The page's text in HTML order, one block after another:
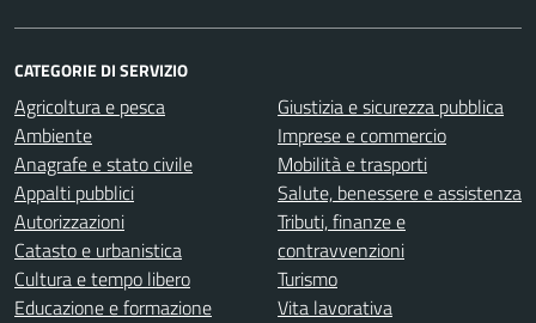
CATEGORIE DI SERVIZIO
Agricoltura e pesca
Ambiente
Anagrafe e stato civile
Appalti pubblici
Autorizzazioni
Catasto e urbanistica
Cultura e tempo libero
Educazione e formazione
Giustizia e sicurezza pubblica
Imprese e commercio
Mobilità e trasporti
Salute, benessere e assistenza
Tributi, finanze e
contravvenzioni
Turismo
Vita lavorativa